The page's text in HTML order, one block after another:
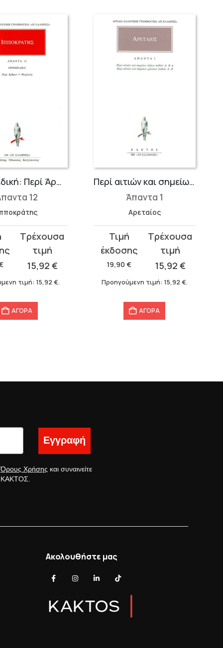
Ορθοπεδική: Περί Άρθρων, Μοχλικός
12
15,92 €
τιμή: 15,92€.
ΑΓΟΡΑ
Περί αιτιών και σημείων οξέων παθών, Περί αιτιών και σημείων χρονίων παθών
Άπαντα 1
Αρεταίος
19,90€
Original
price
was:
19,90 €.
15,92 €
τρέχουσα
τιμή
είναι:
Προηγούμενη τιμή: 15,92 €.
ΑΓΟΡΑ
Εγγραφή
Όρους Χρήσης και συναινείτε
ΚΑΚΤΟΣ.
Ακολουθήστε μας